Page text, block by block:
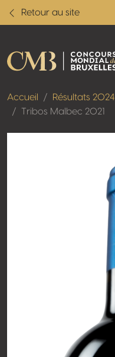
Retour au site
Accueil Résultats 2024
Tribos Malbec 2021